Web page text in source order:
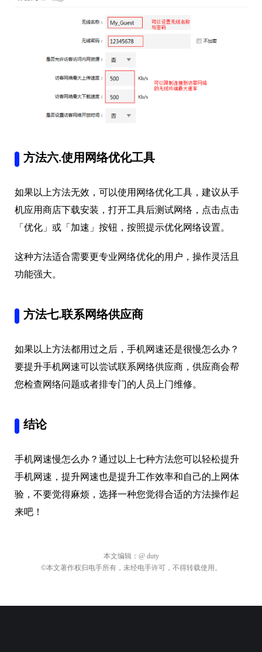
方法六.使用网络优化工具
如果以上方法无效，可以使用网络优化工具，建议从手
机应用商店下载安装，打开工具后测试网络，点击点击
「优化」或「加速」按钮，按照提示优化网络设置。
这种方法适合需要更专业网络优化的用户，操作灵活且
功能强大。
方法七.联系网络供应商
如果以上方法都用过之后，手机网速还是很慢怎么办？
要提升手机网速可以尝试联系网络供应商，供应商会帮
您检查网络问题或者排专门的人员上门维修。
结论
手机网速慢怎么办？通过以上七种方法您可以轻松提升
手机网速，提升网速也是提升工作效率和自己的上网体
验，不要觉得麻烦，选择一种您觉得合适的方法操作起
来吧！
本文编辑： @ duty
©本文著作权归电手所有，未经电手许可，不得转载使用。